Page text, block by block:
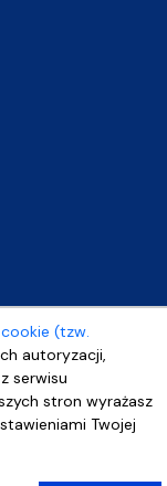
(tzw.
autoryzacji,
serwisu
stron wyrażasz
Twojej